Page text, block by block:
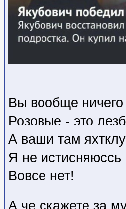
Вы вообще
Розовые - это
А ваши там
Я не истисняюссь
Вовсе нет!
А че скажете за